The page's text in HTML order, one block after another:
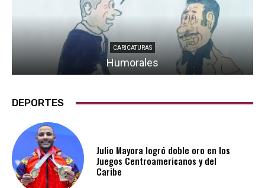
CARICATURAS
Humorales
DEPORTES
Julio Mayora logró doble oro en los
Juegos Centroamericanos y del
Caribe